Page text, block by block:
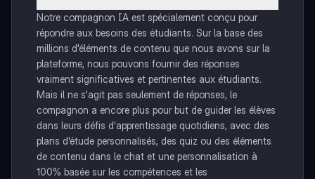
Notre compagnon IA est spécialement conçu pour
répondre aux besoins des étudiants. Sur la base des
millions d'éléments de contenu que nous avons sur la
plateforme, nous pouvons fournir des réponses
vraiment significatives et pertinentes aux étudiants.
Mais il ne s'agit pas seulement de réponses, le
compagnon a encore plus pour but de guider les élèves
dans leurs défis d'apprentissage quotidiens, avec des
plans d'étude personnalisés, des quiz ou des éléments
de contenu dans le chat et une personnalisation à
100% basée sur les compétences et les